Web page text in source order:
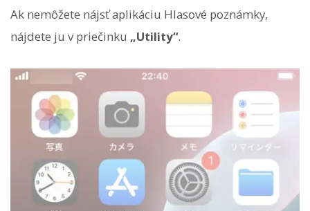
Ak nemôžete nájsť aplikáciu Hlasové poznámky,
nájdete ju v priečinku „Utility“.